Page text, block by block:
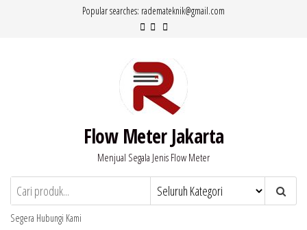
Popular searches: rademateknik@gmail.com
Flow Meter Jakarta
Menjual Segala Jenis Flow Meter
Segera Hubungi Kami